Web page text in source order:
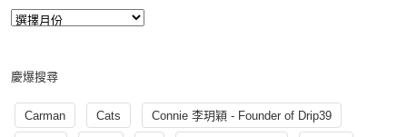
慶爆搜尋
Carman Cats Connie 李玥穎 - Founder of Drip39